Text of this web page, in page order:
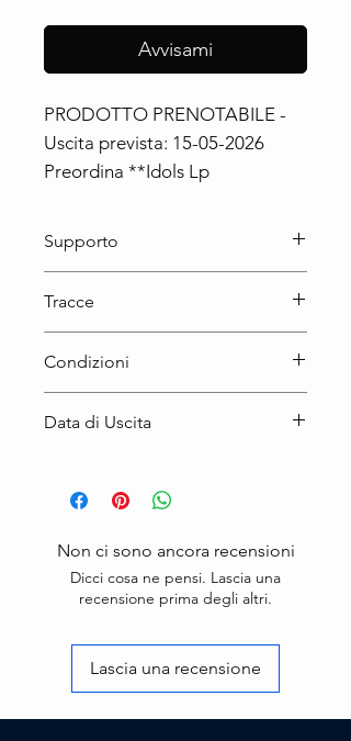
Avvisami
PRODOTTO PRENOTABILE -
Uscita prevista: 15-05-2026
Preordina **Idols Lp
Supporto
Tracce
Condizioni
Data di Uscita
Non ci sono ancora recensioni
Dicci cosa ne pensi. Lascia una
recensione prima degli altri.
Lascia una recensione